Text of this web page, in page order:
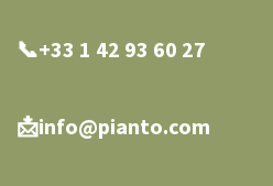
📞+33 1 42 93 60 27
📩info@pianto.com